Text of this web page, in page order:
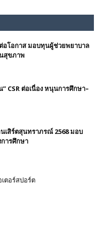
โอกาส มอบทุนผู้ช่วยพยาบาล
สุขภาพ
CSR ต่อเนื่อง หนุนการศึกษา–
สิร์ตสุนทราภรณ์ 2568 มอบ
ารศึกษา
ตอร์สปอร์ต